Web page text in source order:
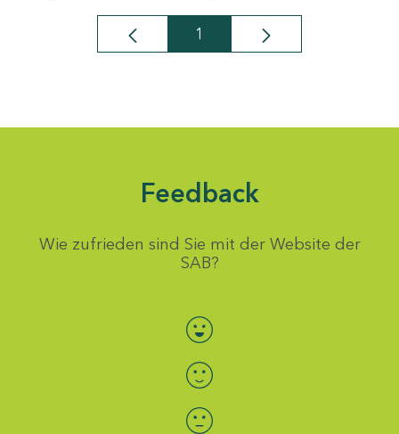
Seite
1
Feedback
Wie zufrieden sind Sie mit der Website der
SAB?
Bewertung auswählen